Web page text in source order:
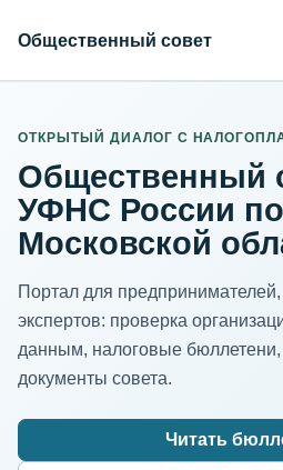
Общественный совет
ОТКРЫТЫЙ ДИАЛОГ С
Общественный
УФНС России по
Московской
Портал для
экспертов: проверка
данным, налоговые
документы совета.
Читать
ИНН организации
Адрес для нормализации